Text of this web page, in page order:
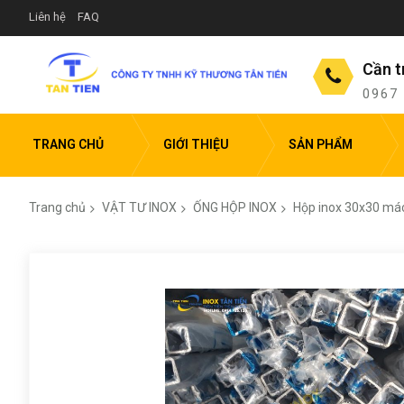
Liên hệ FAQ
Cần
0967
TRANG CHỦ GIỚI THIỆU SẢN PHẨM
Trang chủ VẬT TƯ INOX ỐNG HỘP INOX Hộp inox 30x30